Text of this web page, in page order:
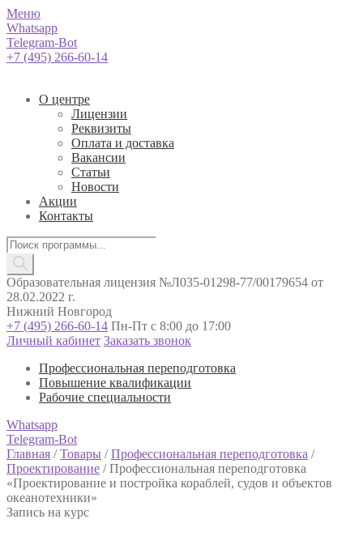
Меню
Whatsapp
Telegram-Bot
+7 (495) 266-60-14
О центре
Лицензии
Реквизиты
Оплата и доставка
Вакансии
Статьи
Новости
Акции
Контакты
Поиск
товаров
Образовательная лицензия №Л035-01298-77/00179654 от
28.02.2022 г.
Нижний Новгород
+7 (495) 266-60-14 Пн-Пт с 8:00 до 17:00
Личный кабинет Заказать звонок
Профессиональная переподготовка
Повышение квалификации
Рабочие специальности
Whatsapp
Telegram-Bot
Главная /Товары /Профессиональная переподготовка /
Проектирование /Профессиональная переподготовка
«Проектирование и постройка кораблей, судов и объектов
океанотехники»
Запись на курс